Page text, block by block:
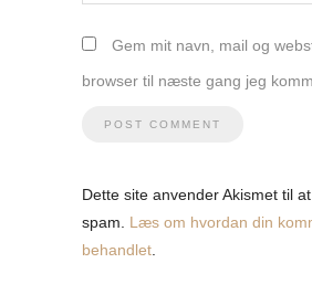
Gem mit navn, mail og
browser til næste gang jeg
Dette site anvender Akismet til
spam. Læs om hvordan din
behandlet